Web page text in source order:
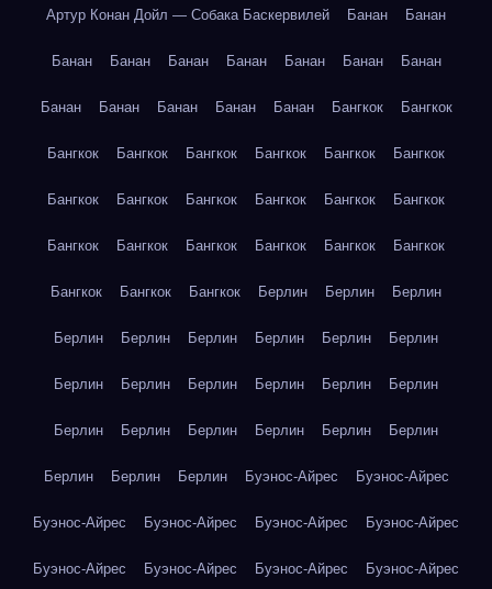
Артур Конан Дойл — Собака Баскервилей Банан Банан
Банан Банан Банан Банан Банан Банан Банан
Банан Банан Банан Банан Банан Бангкок Бангкок
Бангкок Бангкок Бангкок Бангкок Бангкок Бангкок
Бангкок Бангкок Бангкок Бангкок Бангкок Бангкок
Бангкок Бангкок Бангкок Бангкок Бангкок Бангкок
Бангкок Бангкок Бангкок Берлин Берлин Берлин
Берлин Берлин Берлин Берлин Берлин Берлин
Берлин Берлин Берлин Берлин Берлин Берлин
Берлин Берлин Берлин Берлин Берлин Берлин
Берлин Берлин Берлин Буэнос-Айрес Буэнос-Айрес
Буэнос-Айрес Буэнос-Айрес Буэнос-Айрес Буэнос-Айрес
Буэнос-Айрес Буэнос-Айрес Буэнос-Айрес Буэнос-Айрес